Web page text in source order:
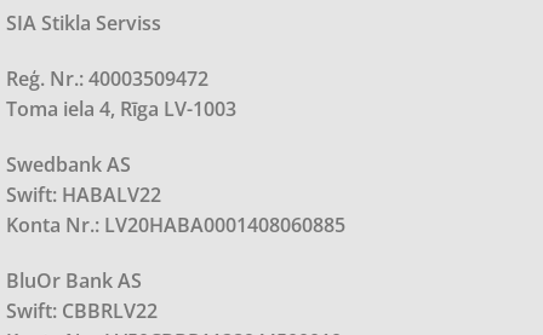
SIA Stikla Serviss
Reģ. Nr.: 40003509472
Toma iela 4, Rīga LV-1003
Swedbank AS
Swift: HABALV22
Konta Nr.: LV20HABA0001408060885
BluOr Bank AS
Swift: CBBRLV22